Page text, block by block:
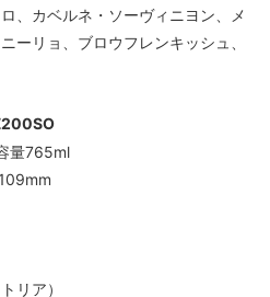
、カベルネ・ソーヴィニヨン、メ
ーリョ、ブロウフレンキッシュ、
量765ml
リア）